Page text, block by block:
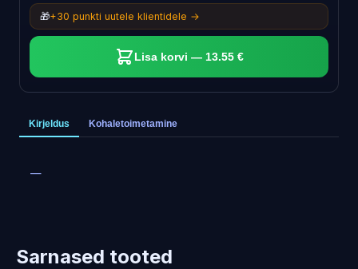
🎁+30 punkti uutele klientidele →
Lisa korvi — 13.55 €
Kirjeldus Kohaletoimetamine
—
Sarnased tooted